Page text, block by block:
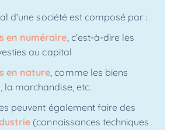
d’une société est composé par :
en numéraire, c’est-à-dire les
au capital
en nature, comme les biens
la marchandise, etc.
peuvent également faire des
(connaissances techniques